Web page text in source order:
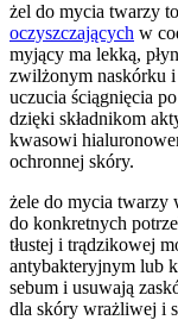
żel do mycia twarzy
oczyszczających w
myjący ma lekką,
zwilżonym naskórku i
uczucia ściągnięcia
dzięki składnikom
kwasowi
ochronnej skóry.
żele do mycia twarzy
do konkretnych
tłustej i trądzikowej
antybakteryjnym lub
sebum i usuwają
dla skóry wrażliwej i